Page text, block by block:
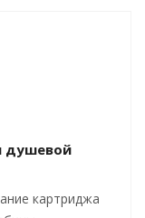
душевой
картриджа